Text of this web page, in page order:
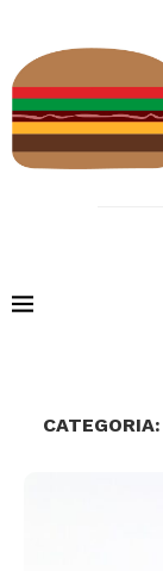
CATEGORIA: